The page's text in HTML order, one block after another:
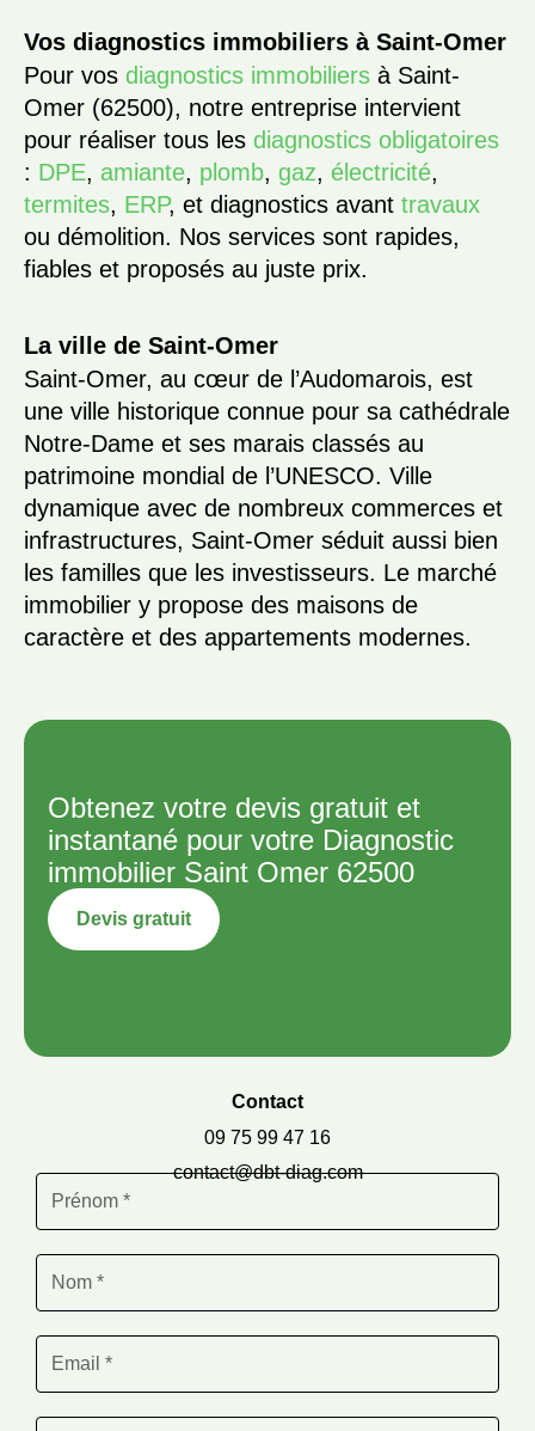
Vos diagnostics immobiliers à Saint-Omer
Pour vos diagnostics immobiliers à Saint-
Omer (62500), notre entreprise intervient
pour réaliser tous les diagnostics obligatoires
: DPE, amiante, plomb, gaz, électricité,
termites, ERP, et diagnostics avant travaux
ou démolition. Nos services sont rapides,
fiables et proposés au juste prix.
La ville de Saint-Omer
Saint-Omer, au cœur de l’Audomarois, est
une ville historique connue pour sa cathédrale
Notre-Dame et ses marais classés au
patrimoine mondial de l’UNESCO. Ville
dynamique avec de nombreux commerces et
infrastructures, Saint-Omer séduit aussi bien
les familles que les investisseurs. Le marché
immobilier y propose des maisons de
caractère et des appartements modernes.
Obtenez votre devis gratuit et
instantané pour votre Diagnostic
immobilier Saint Omer 62500
Devis gratuit
Contact
09 75 99 47 16
contact@dbt-diag.com